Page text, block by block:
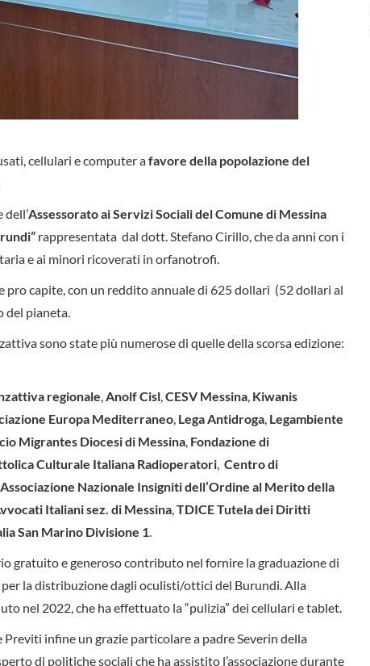
cellulari e computer afavore della popolazione del
Assessorato ai Servizi Sociali del Comune di Messina
rappresentata dal dott. Stefano Cirillo, che da anni con i
e ai minori ricoverati in orfanotrofi.
pro capite, con un reddito annuale di 625 dollari (52 dollari al
del pianeta.
sono state più numerose di quelle della scorsa edizione:
regionale,Anolf Cisl,CESV Messina, Kiwanis
Europa Mediterraneo, Lega Antidroga, Legambiente
Migrantes Diocesi di Messina, Fondazione di
Culturale Italiana Radioperatori, Centro di
Nazionale Insigniti dell’Ordine al Merito della
Italiani sez. di Messina,TDICE Tutela dei Diritti
San Marino Divisione 1.
gratuito e generoso contributo nel fornire la graduazione di
la distribuzione dagli oculisti/ottici del Burundi. Alla
nel 2022, che ha effettuato la “pulizia” dei cellulari e tablet.
infine un grazie particolare a padre Severin della
di politiche sociali che ha assistito l’associazione durante